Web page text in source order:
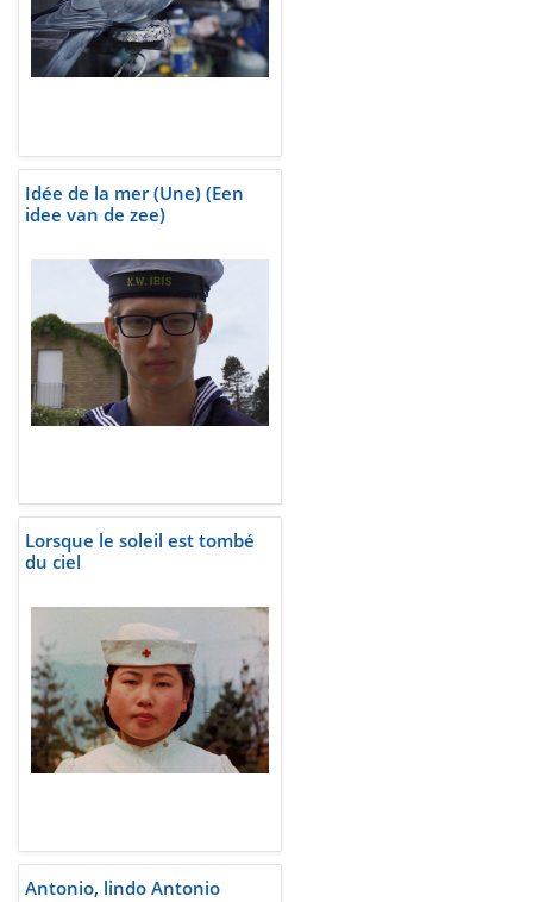
Idée de la mer (Une) (Een
idee van de zee)
Lorsque le soleil est tombé
du ciel
Antonio, lindo Antonio